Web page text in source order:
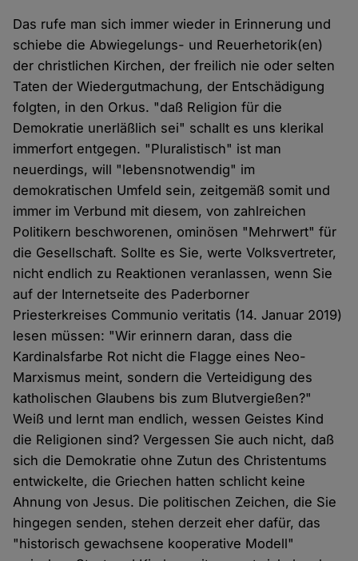
Das rufe man sich immer wieder in Erinnerung und
schiebe die Abwiegelungs- und Reuerhetorik(en)
der christlichen Kirchen, der freilich nie oder selten
Taten der Wiedergutmachung, der Entschädigung
folgten, in den Orkus. "daß Religion für die
Demokratie unerläßlich sei" schallt es uns klerikal
immerfort entgegen. "Pluralistisch" ist man
neuerdings, will "lebensnotwendig" im
demokratischen Umfeld sein, zeitgemäß somit und
immer im Verbund mit diesem, von zahlreichen
Politikern beschworenen, ominösen "Mehrwert" für
die Gesellschaft. Sollte es Sie, werte Volksvertreter,
nicht endlich zu Reaktionen veranlassen, wenn Sie
auf der Internetseite des Paderborner
Priesterkreises Communio veritatis (14. Januar 2019)
lesen müssen: "Wir erinnern daran, dass die
Kardinalsfarbe Rot nicht die Flagge eines Neo-
Marxismus meint, sondern die Verteidigung des
katholischen Glaubens bis zum Blutvergießen?"
Weiß und lernt man endlich, wessen Geistes Kind
die Religionen sind? Vergessen Sie auch nicht, daß
sich die Demokratie ohne Zutun des Christentums
entwickelte, die Griechen hatten schlicht keine
Ahnung von Jesus. Die politischen Zeichen, die Sie
hingegen senden, stehen derzeit eher dafür, das
"historisch gewachsene kooperative Modell"